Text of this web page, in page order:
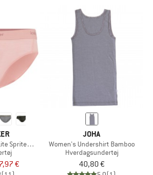
Sprite Hipster
€
JOHA
Women's Undershirt Bamboo
Hverdagsundertøj
40,80 €